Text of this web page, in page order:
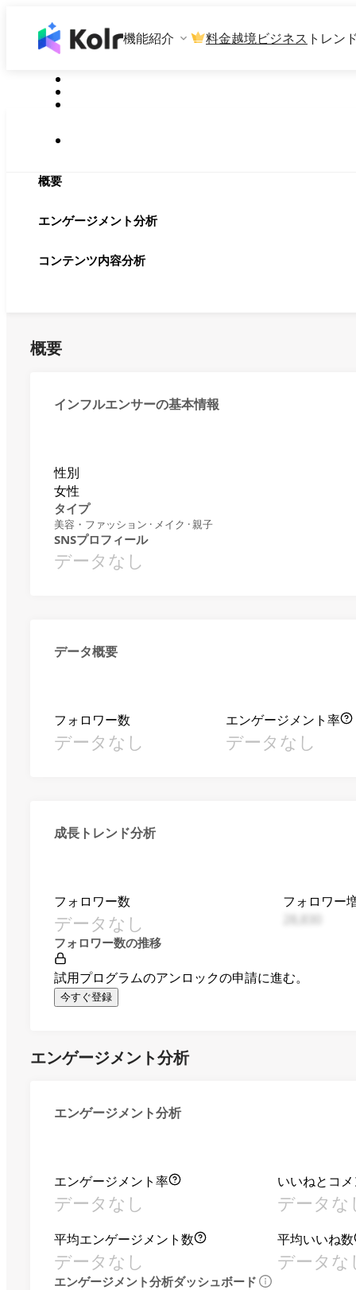
機能紹介 料金越境ビジネス トレン
概要
エンゲージメント分析
コンテンツ内容分析
概要
インフルエンサーの基本情報
性別
女性
タイプ
美容・ファッション · メイク · 親子
SNSプロフィール
データなし
データ概要
フォロワー数
データなし
エンゲージメント率
データなし
成長トレンド分析
フォロワー数
データなし
フォロワー
フォロワー数の推移
試用プログラムのアンロックの申請に進む。
今すぐ登録
エンゲージメント分析
エンゲージメント分析
エンゲージメント率
データなし
いいねとコ
データな
平均エンゲージメント数
データなし
平均いいね数
データな
エンゲージメント分析ダッシュボード